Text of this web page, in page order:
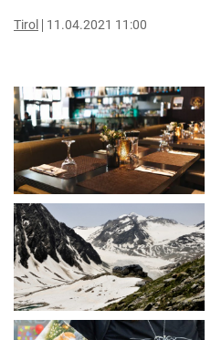
Tirol 11.04.2021 11:00